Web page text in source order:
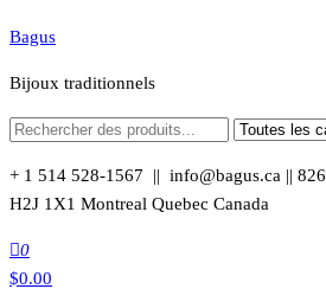
Bagus
Bijoux traditionnels
+ 1 514 528-1567 || info@bagus.ca || 826
H2J 1X1 Montreal Quebec Canada
0
$0.00